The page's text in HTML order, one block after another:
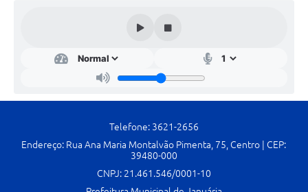
Telefone: 3621-2656
Endereço: Rua Ana Maria Montalvão Pimenta, 75, Centro | CEP:
39480-000
CNPJ: 21.461.546/0001-10